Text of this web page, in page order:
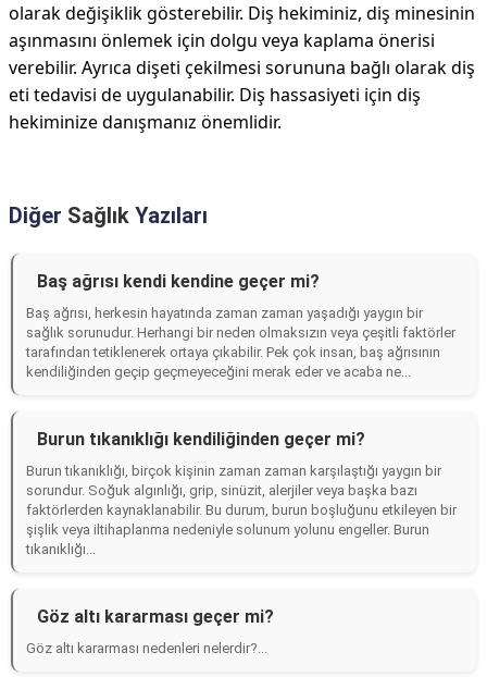
olarak değişiklik gösterebilir. Diş hekiminiz, diş minesinin
aşınmasını önlemek için dolgu veya kaplama önerisi
verebilir. Ayrıca dişeti çekilmesi sorununa bağlı olarak diş
eti tedavisi de uygulanabilir. Diş hassasiyeti için diş
hekiminize danışmanız önemlidir.
Diğer Sağlık Yazıları
Baş ağrısı kendi kendine geçer mi?
Baş ağrısı, herkesin hayatında zaman zaman yaşadığı yaygın bir
sağlık sorunudur. Herhangi bir neden olmaksızın veya çeşitli faktörler
tarafından tetiklenerek ortaya çıkabilir. Pek çok insan, baş ağrısının
kendiliğinden geçip geçmeyeceğini merak eder ve acaba ne...
Burun tıkanıklığı kendiliğinden geçer mi?
Burun tıkanıklığı, birçok kişinin zaman zaman karşılaştığı yaygın bir
sorundur. Soğuk algınlığı, grip, sinüzit, alerjiler veya başka bazı
faktörlerden kaynaklanabilir. Bu durum, burun boşluğunu etkileyen bir
şişlik veya iltihaplanma nedeniyle solunum yolunu engeller. Burun
tıkanıklığı...
Göz altı kararması geçer mi?
Göz altı kararması nedenleri nelerdir?...